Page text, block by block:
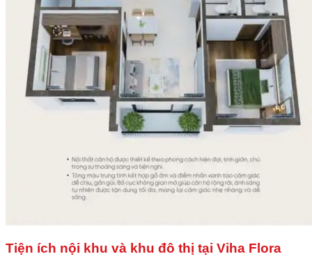
Tiện ích nội khu và khu đô thị tại Viha Flora